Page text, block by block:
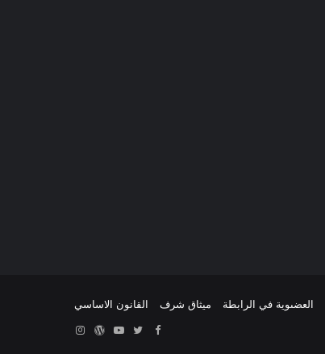
العضىوية في الرابطة ميثاق شرف
القانون الاساسي
Facebook
Twitter
YouTubeووردبريس